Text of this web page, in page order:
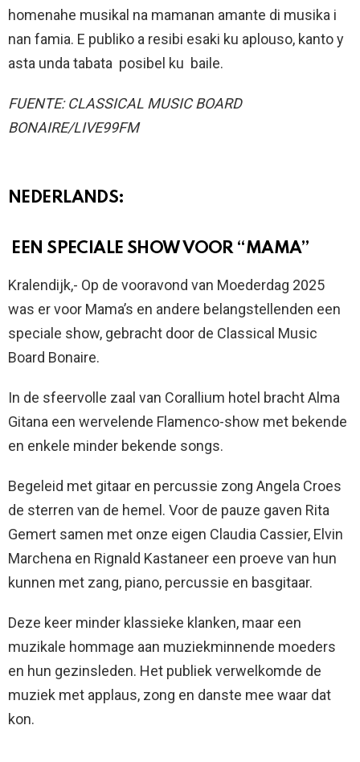
homenahe musikal na mamanan amante di musika i
nan famia. E publiko a resibi esaki ku aplouso, kanto y
asta unda tabata posibel ku baile.
FUENTE: CLASSICAL MUSIC BOARD
BONAIRE/LIVE99FM
NEDERLANDS:
EEN SPECIALE SHOW VOOR “MAMA”
Kralendijk,- Op de vooravond van Moederdag 2025
was er voor Mama’s en andere belangstellenden een
speciale show, gebracht door de Classical Music
Board Bonaire.
In de sfeervolle zaal van Corallium hotel bracht Alma
Gitana een wervelende Flamenco-show met bekende
en enkele minder bekende songs.
Begeleid met gitaar en percussie zong Angela Croes
de sterren van de hemel. Voor de pauze gaven Rita
Gemert samen met onze eigen Claudia Cassier, Elvin
Marchena en Rignald Kastaneer een proeve van hun
kunnen met zang, piano, percussie en basgitaar.
Deze keer minder klassieke klanken, maar een
muzikale hommage aan muziekminnende moeders
en hun gezinsleden. Het publiek verwelkomde de
muziek met applaus, zong en danste mee waar dat
kon.